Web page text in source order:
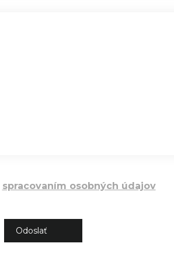
spracovaním osobných údajov